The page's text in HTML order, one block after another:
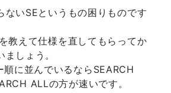
ないSEというもの困りものです
教えて仕様を直してもらってか
しょう。
に並んでいるならSEARCH
ALLの方が速いです。